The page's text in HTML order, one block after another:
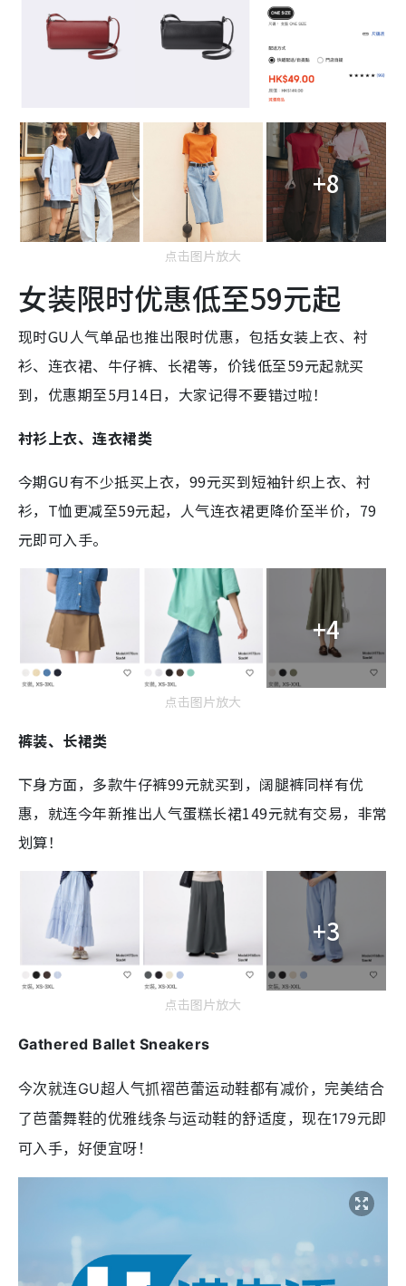
+8
点击图片放大
女装限时优惠低至59元起
现时GU人气单品也推出限时优惠，包括女装上衣、衬
衫、连衣裙、牛仔裤、长裙等，价钱低至59元起就买
到，优惠期至5月14日，大家记得不要错过啦！
衬衫上衣、连衣裙类
今期GU有不少抵买上衣，99元买到短袖针织上衣、衬
衫，T恤更减至59元起，人气连衣裙更降价至半价，79
元即可入手。
+4
点击图片放大
裤装、长裙类
下身方面，多款牛仔裤99元就买到，阔腿裤同样有优
惠，就连今年新推出人气蛋糕长裙149元就有交易，非常
划算！
+3
点击图片放大
Gathered Ballet Sneakers
今次就连GU超人气抓褶芭蕾运动鞋都有减价，完美结合
了芭蕾舞鞋的优雅线条与运动鞋的舒适度，现在179元即
可入手，好便宜呀！